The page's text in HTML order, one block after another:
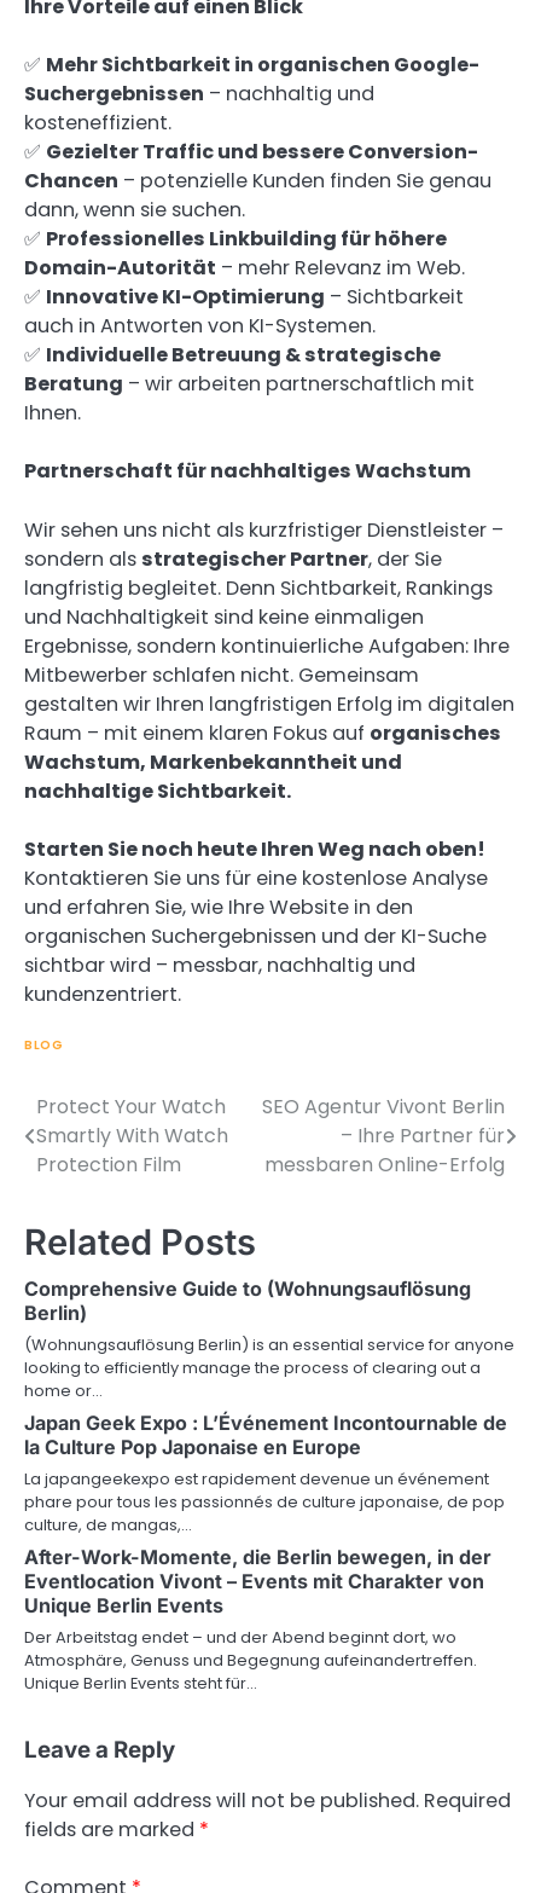
Ihre Vorteile auf einen Blick
✅ Mehr Sichtbarkeit in organischen Google-
Suchergebnissen – nachhaltig und
kosteneffizient.
✅ Gezielter Traffic und bessere Conversion-
Chancen – potenzielle Kunden finden Sie genau
dann, wenn sie suchen.
✅ Professionelles Linkbuilding für höhere
Domain-Autorität – mehr Relevanz im Web.
✅ Innovative KI-Optimierung – Sichtbarkeit
auch in Antworten von KI-Systemen.
✅ Individuelle Betreuung & strategische
Beratung – wir arbeiten partnerschaftlich mit
Ihnen.
Partnerschaft für nachhaltiges Wachstum
Wir sehen uns nicht als kurzfristiger Dienstleister –
sondern als strategischer Partner, der Sie
langfristig begleitet. Denn Sichtbarkeit, Rankings
und Nachhaltigkeit sind keine einmaligen
Ergebnisse, sondern kontinuierliche Aufgaben: Ihre
Mitbewerber schlafen nicht. Gemeinsam
gestalten wir Ihren langfristigen Erfolg im digitalen
Raum – mit einem klaren Fokus auf organisches
Wachstum, Markenbekanntheit und
nachhaltige Sichtbarkeit.
Starten Sie noch heute Ihren Weg nach oben!
Kontaktieren Sie uns für eine kostenlose Analyse
und erfahren Sie, wie Ihre Website in den
organischen Suchergebnissen und der KI-Suche
sichtbar wird – messbar, nachhaltig und
kundenzentriert.
BLOG
Post
navigation
Protect Your Watch
Smartly With Watch
Protection Film
SEO Agentur Vivont Berlin
– Ihre Partner für
messbaren Online-Erfolg
Related Posts
Comprehensive Guide to (Wohnungsauflösung
Berlin)
(Wohnungsauflösung Berlin) is an essential service for anyone
looking to efficiently manage the process of clearing out a
home or…
Japan Geek Expo : L’Événement Incontournable de
la Culture Pop Japonaise en Europe
La japangeekexpo est rapidement devenue un événement
phare pour tous les passionnés de culture japonaise, de pop
culture, de mangas,…
After-Work-Momente, die Berlin bewegen, in der
Eventlocation Vivont – Events mit Charakter von
Unique Berlin Events
Der Arbeitstag endet – und der Abend beginnt dort, wo
Atmosphäre, Genuss und Begegnung aufeinandertreffen.
Unique Berlin Events steht für…
Leave a Reply
Your email address will not be published. Required
fields are marked *